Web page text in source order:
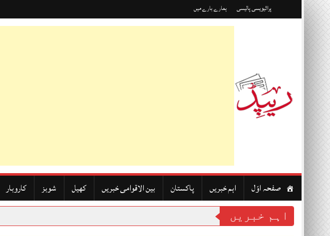
content
پرائیویسی پالیسی ہمارے بارے میں
صفحہ اوّل اہم خبریں پاکستان بین الاقوامی خبریں کھیل شوبز کاروبار
اہم خبریں